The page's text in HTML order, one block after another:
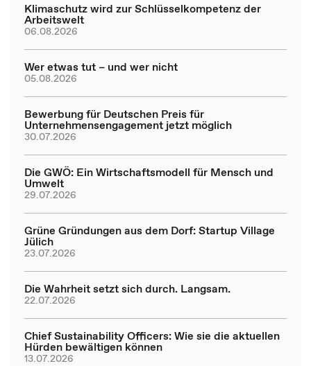
Klimaschutz wird zur Schlüsselkompetenz der
Arbeitswelt
06.08.2026
Wer etwas tut – und wer nicht
05.08.2026
Bewerbung für Deutschen Preis für
Unternehmensengagement jetzt möglich
30.07.2026
Die GWÖ: Ein Wirtschaftsmodell für Mensch und
Umwelt
29.07.2026
Grüne Gründungen aus dem Dorf: Startup Village
Jülich
23.07.2026
Die Wahrheit setzt sich durch. Langsam.
22.07.2026
Chief Sustainability Officers: Wie sie die aktuellen
Hürden bewältigen können
13.07.2026